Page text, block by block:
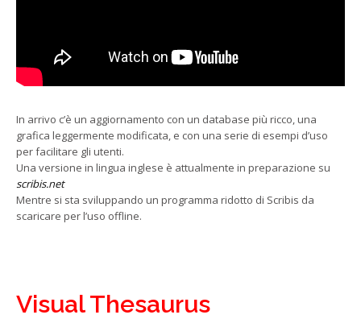
In arrivo c’è un aggiornamento con un database più ricco, una
grafica leggermente modificata, e con una serie di esempi d’uso
per facilitare gli utenti.
Una versione in lingua inglese è attualmente in preparazione su
scribis.net
Mentre si sta sviluppando un programma ridotto di Scribis da
scaricare per l’uso offline.
Visual Thesaurus